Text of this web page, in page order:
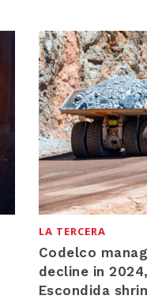
LA TERCERA
Codelco
decline in
Escondida